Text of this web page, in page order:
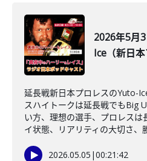
2026年5月
Ice（新日本
延長戦新日本プロレスのYuto-
スハイトークは延長戦でもBig
い方、理想の選手、プロレスは
イ状態、リアリティの大切さ、
2026.05.05 |00:21:42